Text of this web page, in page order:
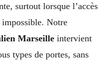
surtout lorsque l’accès
Notre
Marseille intervient
types de portes, sans